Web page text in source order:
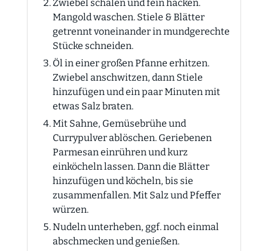
Zwiebel schälen und fein hacken.
Mangold waschen. Stiele & Blätter
getrennt voneinander in mundgerechte
Stücke schneiden.
Öl in einer großen Pfanne erhitzen.
Zwiebel anschwitzen, dann Stiele
hinzufügen und ein paar Minuten mit
etwas Salz braten.
Mit Sahne, Gemüsebrühe und
Currypulver ablöschen. Geriebenen
Parmesan einrühren und kurz
einköcheln lassen. Dann die Blätter
hinzufügen und köcheln, bis sie
zusammenfallen. Mit Salz und Pfeffer
würzen.
Nudeln unterheben, ggf. noch einmal
abschmecken und genießen.